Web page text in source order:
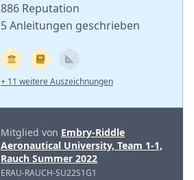
886 Reputation
5 Anleitungen geschrieben
+ 11 weitere Auszeichnungen
Mitglied von Embry-Riddle
Aeronautical University, Team 1-1,
Rauch Summer 2022
ERAU-RAUCH-SU22S1G1